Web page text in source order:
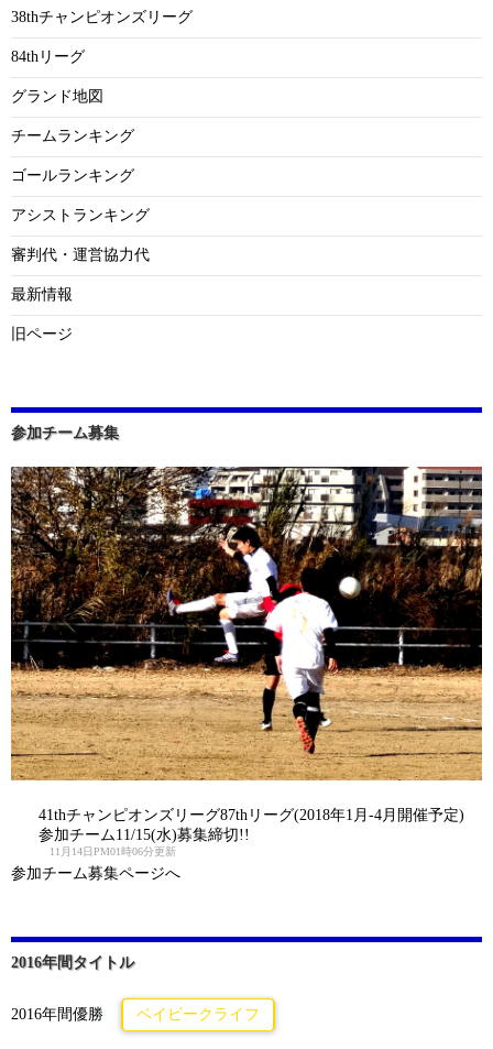
38thチャンピオンズリーグ
84thリーグ
グランド地図
チームランキング
ゴールランキング
アシストランキング
審判代・運営協力代
最新情報
旧ページ
参加チーム募集
41thチャンピオンズリーグ87thリーグ(2018年1月-4月開催予定)
参加チーム11/15(水)募集締切!!
11月14日PM01時06分更新
参加チーム募集ページへ
2016年間タイトル
2016年間優勝 ベイビークライフ